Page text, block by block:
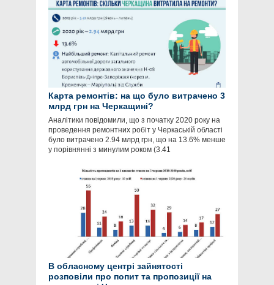
Карта ремонтів: на що було витрачено 3
млрд грн на Черкащині?
Аналітики повідомили, що з початку 2020 року на
проведення ремонтних робіт у Черкаській області
було витрачено 2.94 млрд грн, що на 13.6% менше
у порівнянні з минулим роком (3.41
В обласному центрі зайнятості
розповіли про попит та пропозиції на